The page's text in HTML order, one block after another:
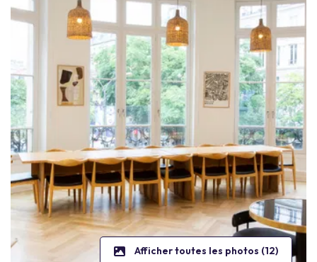
Afficher toutes les photos (12)